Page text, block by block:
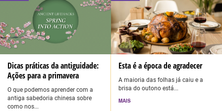
Dicas práticas da antiguidade:
Ações para a primavera
O que podemos aprender com a
antiga sabedoria chinesa sobre
como nos...
Esta é a época de agradecer
A maioria das folhas já caiu e a
brisa do outono está...
MAIS